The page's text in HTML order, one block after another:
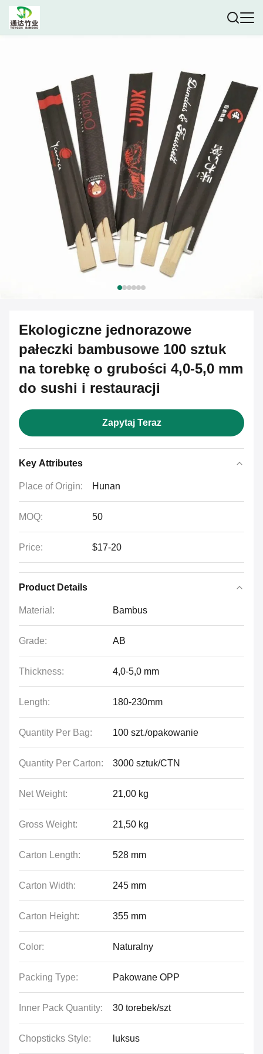
Ekologiczne jednorazowe
pałeczki bambusowe 100 sztuk
na torebkę o grubości 4,0-5,0 mm
do sushi i restauracji
Zapytaj Teraz
Key Attributes
Place of Origin: Hunan
MOQ: 50
Price: $17-20
Product Details
Material: Bambus
Grade: AB
Thickness: 4,0-5,0 mm
Length: 180-230mm
Quantity Per Bag: 100 szt./opakowanie
Quantity Per Carton: 3000 sztuk/CTN
Net Weight: 21,00 kg
Gross Weight: 21,50 kg
Carton Length: 528 mm
Carton Width: 245 mm
Carton Height: 355 mm
Color: Naturalny
Packing Type: Pakowane OPP
Inner Pack Quantity: 30 torebek/szt
Chopsticks Style: luksus